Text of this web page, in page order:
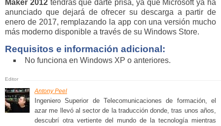
Maker 2012tendrás que darte prisa, ya que Microsoft ya ha
anunciado que dejará de ofrecer su descarga a partir de
enero de 2017, remplazando la app con una versión mucho
más moderno disponible a través de su Windows Store.
Requisitos e información adicional:
No funciona en Windows XP o anteriores.
Antony Peel
Ingeniero Superior de Telecomunicaciones de formación, el
azar me llevó al sector de la traducción donde, tras unos años,
descubrí otra vertiente del mundo de la tecnología mientras